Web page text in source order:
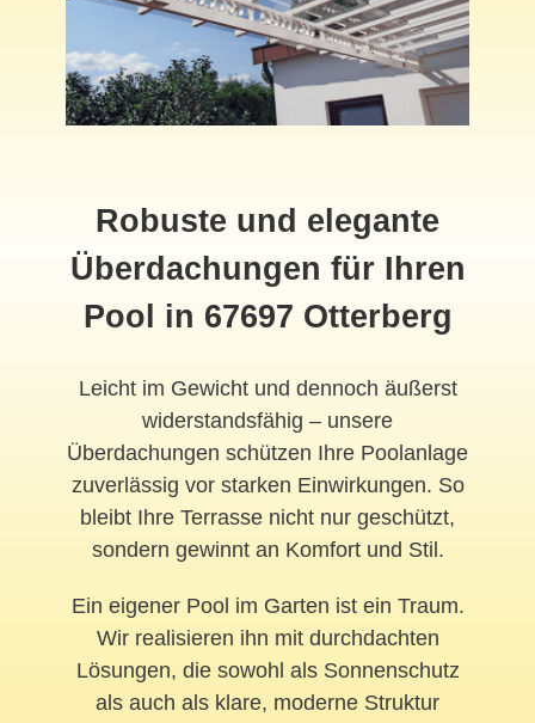
Robuste und elegante
Überdachungen für Ihren
Pool in 67697 Otterberg
Leicht im Gewicht und dennoch äußerst
widerstandsfähig – unsere
Überdachungen schützen Ihre Poolanlage
zuverlässig vor starken Einwirkungen. So
bleibt Ihre Terrasse nicht nur geschützt,
sondern gewinnt an Komfort und Stil.
Ein eigener Pool im Garten ist ein Traum.
Wir realisieren ihn mit durchdachten
Lösungen, die sowohl als Sonnenschutz
als auch als klare, moderne Struktur